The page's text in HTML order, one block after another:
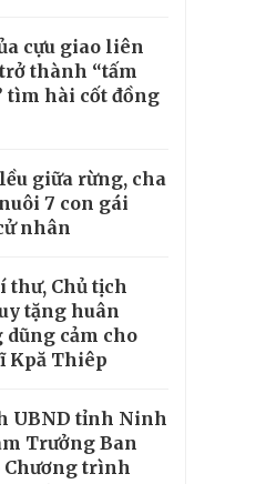
cựu giao liên
thành “tấm
tìm hài cốt đồng
giữa rừng, cha
7 con gái
nhân
thư, Chủ tịch
tặng huân
dũng cảm cho
Kpă Thiêp
UBND tỉnh Ninh
Trưởng Ban
Chương trình